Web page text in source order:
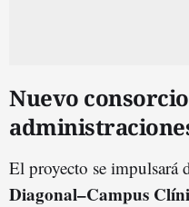
Nuevo
El proyecto se impulsará
Diagonal–Campus